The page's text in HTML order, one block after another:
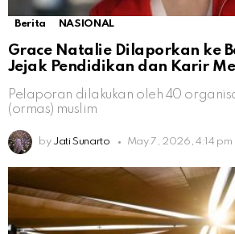
Berita NASIONAL
Grace Natalie Dilaporkan ke
Jejak Pendidikan dan Karir
Pelaporan dilakukan oleh 40
(ormas) muslim
by Jati Sunarto May 7, 2026, 4:14 pm